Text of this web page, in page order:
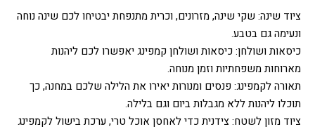
ציוד שינה: שקי שינה, מזרונים, וכרית מתנפחת יבטיחו לכם שינה נוחה
ונעימה גם בטבע.
כיסאות ושולחן: כיסאות ושולחן קמפינג יאפשרו לכם ליהנות
מארוחות משפחתיות וזמן מנוחה.
תאורה לקמפינג: פנסים ומנורות יאירו את הלילה שלכם במחנה, כך
תוכלו ליהנות ללא מגבלות ביום וגם בלילה.
ציוד מזון לשטח: צידנית כדי לאחסן אוכל טרי, ערכת בישול לקמפינג